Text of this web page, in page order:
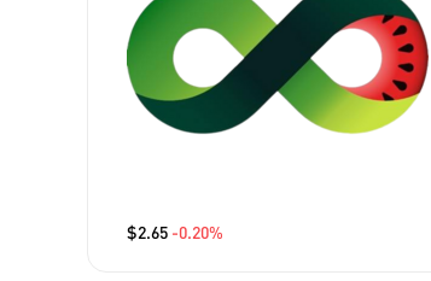
$2.65 -0.20%